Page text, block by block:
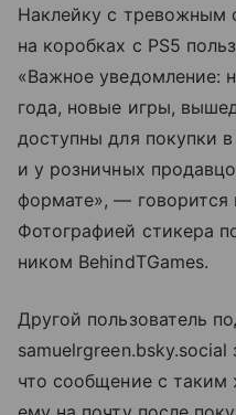
Наклейку с тревожным
на коробках с PS5
«Важное уведомление:
года, новые игры,
доступны для покупки
и у розничных
формате», — говорится
Фотографией стикера
ником BehindTGames.
Другой пользователь
samuelrgreen.bsky.social
что сообщение с